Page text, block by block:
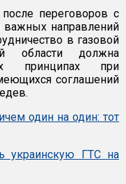
переговоров с
важных направлений
в газовой
области должна
принципах при
соглашений
один на один: тот
украинскую ГТС на